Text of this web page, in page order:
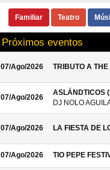
Familiar Teatro
Próximos eventos
07/Ago/2026 TRIBUTO A
07/Ago/2026
ASLÁNDTICOS
DJ NOLO
07/Ago/2026 LA FIESTA DE
07/Ago/2026 TIO PEPE